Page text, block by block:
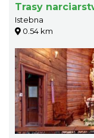
Trasy
Istebna
0.54 km